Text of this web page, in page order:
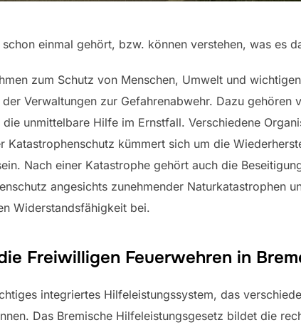
einmal gehört, bzw. können verstehen, was es
zum Schutz von Menschen, Umwelt und
Verwaltungen zur Gefahrenabwehr. Dazu
unmittelbare Hilfe im Ernstfall. Verschiedene
Katastrophenschutz kümmert sich um die
Nach einer Katastrophe gehört auch die
angesichts zunehmender Naturkatastrophen
Widerstandsfähigkeit bei.
Freiwilligen Feuerwehren in
integriertes Hilfeleistungssystem, das
Das Bremische Hilfeleistungsgesetz bildet die